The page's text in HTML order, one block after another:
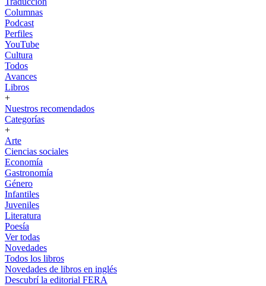
Columnas
Podcast
Perfiles
YouTube
Cultura
Todos
Avances
Libros
+
Nuestros recomendados
Categorías
+
Arte
Ciencias sociales
Economía
Gastronomía
Género
Infantiles
Juveniles
Literatura
Poesía
Ver todas
Novedades
Todos los libros
Novedades de libros en inglés
Descubrí la editorial FERA